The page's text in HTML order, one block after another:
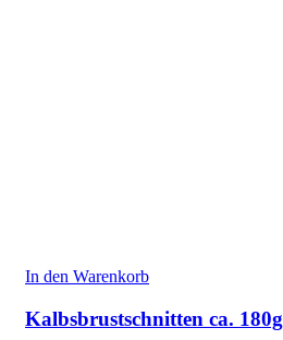
In den Warenkorb
Kalbsbrustschnitten ca. 180g